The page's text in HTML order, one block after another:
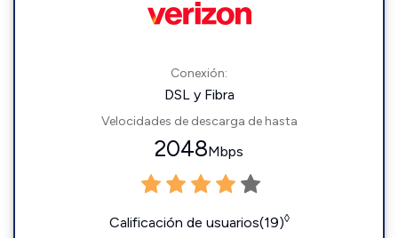
Conexión:
DSL y Fibra
Velocidades de descarga de hasta
2048Mbps
Calificación de usuarios(19)◊